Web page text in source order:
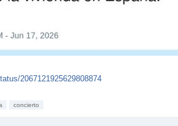
2067121925629808874
concierto